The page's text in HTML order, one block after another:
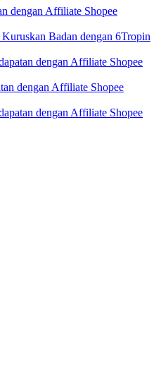
dengan Affiliate Shopee
Badan dengan 6Tropin
dengan Affiliate Shopee
dengan Affiliate Shopee
dengan Affiliate Shopee